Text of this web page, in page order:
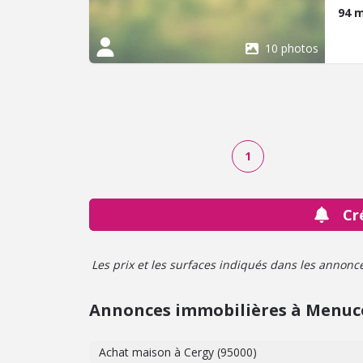
10 photos
94
1
Les prix et les surfaces indiqués dans les
Annonces immobilières à
Achat maison à Cergy (95000)